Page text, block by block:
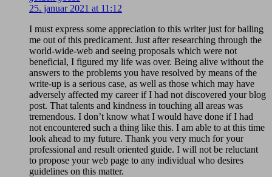
25. januar 2021 at 11:12
I must express some appreciation to this writer just for bailing
me out of this predicament. Just after researching through the
world-wide-web and seeing proposals which were not
beneficial, I figured my life was over. Being alive without the
answers to the problems you have resolved by means of the
write-up is a serious case, as well as those which may have
adversely affected my career if I had not discovered your blog
post. That talents and kindness in touching all areas was
tremendous. I don’t know what I would have done if I had
not encountered such a thing like this. I am able to at this time
look ahead to my future. Thank you very much for your
professional and result oriented guide. I will not be reluctant
to propose your web page to any individual who desires
guidelines on this matter.